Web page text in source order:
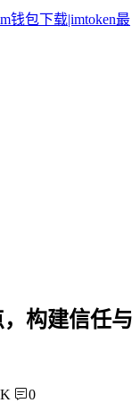
构建信任与
0